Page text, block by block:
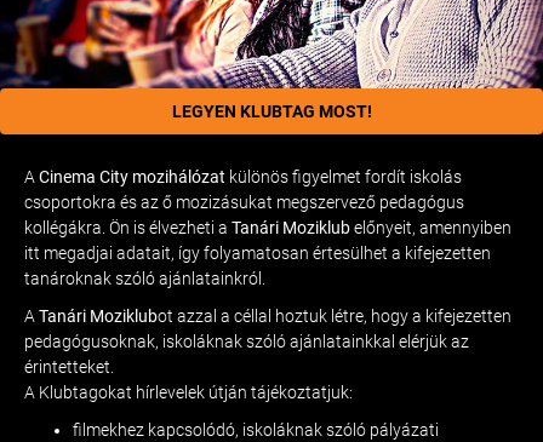
LEGYEN KLUBTAG MOST!
ACinema City mozihálózat különös figyelmet fordít iskolás
csoportokra és az ő mozizásukat megszervező pedagógus
kollégákra. Ön is élvezheti a Tanári Moziklubelőnyeit, amennyiben
itt megadjai adatait, így folyamatosan értesülhet a kifejezetten
tanároknak szóló ajánlatainkról.
ATanári Moziklubot azzal a céllal hoztuk létre, hogy a kifejezetten
pedagógusoknak, iskoláknak szóló ajánlatainkkal elérjük az
érintetteket.
A Klubtagokat hírlevelek útján tájékoztatjuk:
filmekhez kapcsolódó, iskoláknak szóló pályázati